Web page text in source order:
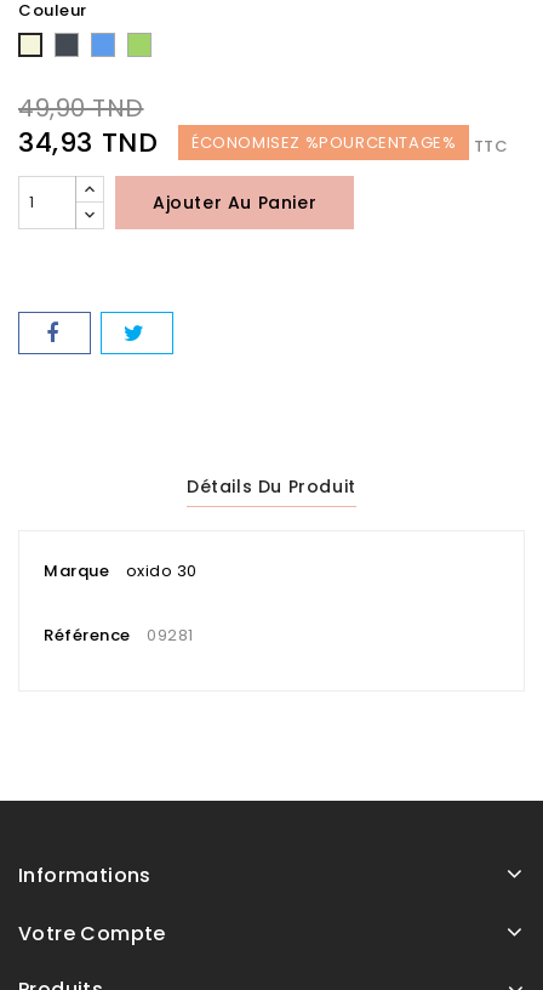
Couleur
Beige
49,90 TND
34,93 TND ÉCONOMISEZ %POURCENTAGE% TTC
Ajouter Au Panier
Détails Du Produit
Marque oxido 30
Référence 09281
Informations
Votre Compte